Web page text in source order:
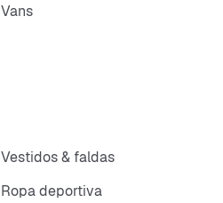
Vans
Vestidos & faldas
Ropa deportiva